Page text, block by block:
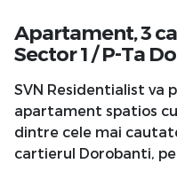
Apartament, 3
Sector 1/P-Ta
SVN Residentialist va
apartament spatios
dintre cele mai
cartierul Dorobanti,